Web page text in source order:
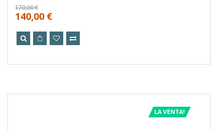
170,00 €
140,00 €
LA VENTA!